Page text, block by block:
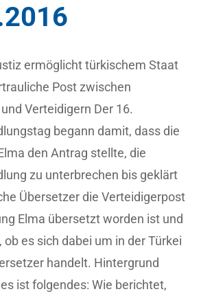
ermöglicht türkischem Staat
Post zwischen
Verteidigern Der 16.
begann damit, dass die
den Antrag stellte, die
zu unterbrechen bis geklärt
Übersetzer die Verteidigerpost
Elma übersetzt worden ist und
ob es sich dabei um in der Türkei
handelt. Hintergrund
ist folgendes: Wie berichtet,